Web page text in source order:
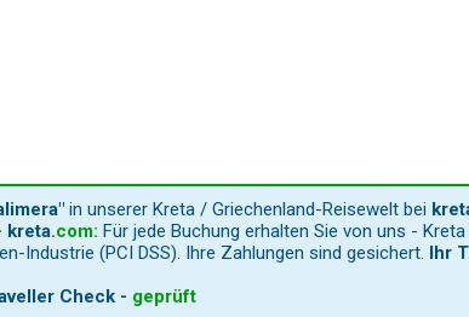
in unserer Kreta / Griechenland-Reisewelt bei
kreta.com: Für jede Buchung erhalten Sie von uns -
Industrie (PCI DSS). Ihre Zahlungen sind gesichert. Ihr
Check - geprüft